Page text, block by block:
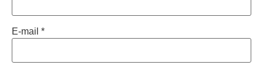
E-mail *